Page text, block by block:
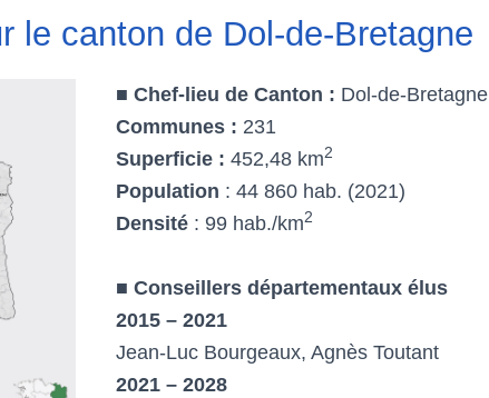
le canton de Dol-de-Bretagne
■ Chef-lieu de Canton : Dol-de-Bretagne
Communes : 231
Superficie : 452,48 km2
Population : 44 860 hab. (2021)
Densité : 99 hab./km2
■ Conseillers départementaux élus
2015 – 2021
Jean-Luc Bourgeaux, Agnès Toutant
2021 – 2028